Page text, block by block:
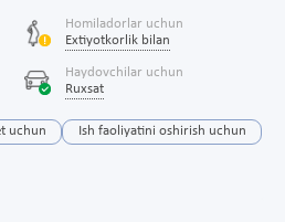
Homiladorlar uchun
Extiyotkorlik bilan
Haydovchilar uchun
Ruxsat
uchun
Ish faoliyatini oshirish uchun